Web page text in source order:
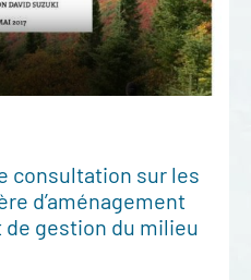
consultation sur les
d’aménagement
gestion du milieu